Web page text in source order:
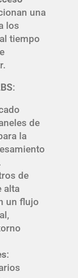
una
los
tiempo
:
de
la
de
alta
un flujo
: